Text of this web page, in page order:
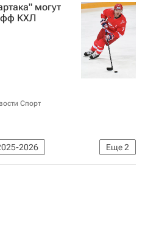
могут
КХЛ
Спорт
Еще2
2026